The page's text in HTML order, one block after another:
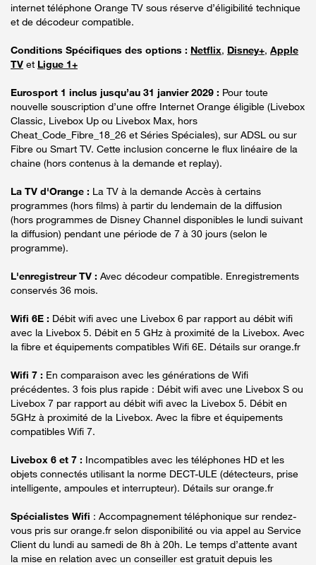
internet téléphone Orange TV sous réserve d’éligibilité technique
et de décodeur compatible.
Conditions Spécifiques des options : Netflix, Disney+, Apple
TV et Ligue 1+
Eurosport 1 inclus jusqu’au 31 janvier 2029 : Pour toute
nouvelle souscription d’une offre Internet Orange éligible (Livebox
Classic, Livebox Up ou Livebox Max, hors
Cheat_Code_Fibre_18_26 et Séries Spéciales), sur ADSL ou sur
Fibre ou Smart TV. Cette inclusion concerne le flux linéaire de la
chaine (hors contenus à la demande et replay).
La TV d'Orange : La TV à la demande Accès à certains
programmes (hors films) à partir du lendemain de la diffusion
(hors programmes de Disney Channel disponibles le lundi suivant
la diffusion) pendant une période de 7 à 30 jours (selon le
programme).
L'enregistreur TV : Avec décodeur compatible. Enregistrements
conservés 36 mois.
Wifi 6E : Débit wifi avec une Livebox 6 par rapport au débit wifi
avec la Livebox 5. Débit en 5 GHz à proximité de la Livebox. Avec
la fibre et équipements compatibles Wifi 6E. Détails sur orange.fr
Wifi 7 : En comparaison avec les générations de Wifi
précédentes. 3 fois plus rapide : Débit wifi avec une Livebox S ou
Livebox 7 par rapport au débit wifi avec la Livebox 5. Débit en
5GHz à proximité de la Livebox. Avec la fibre et équipements
compatibles Wifi 7.
Livebox 6 et 7 : Incompatibles avec les téléphones HD et les
objets connectés utilisant la norme DECT-ULE (détecteurs, prise
intelligente, ampoules et interrupteur). Détails sur orange.fr
Spécialistes Wifi : Accompagnement téléphonique sur rendez-
vous pris sur orange.fr selon disponibilité ou via appel au Service
Client du lundi au samedi de 8h à 20h. Le temps d’attente avant
la mise en relation avec un conseiller est gratuit depuis les